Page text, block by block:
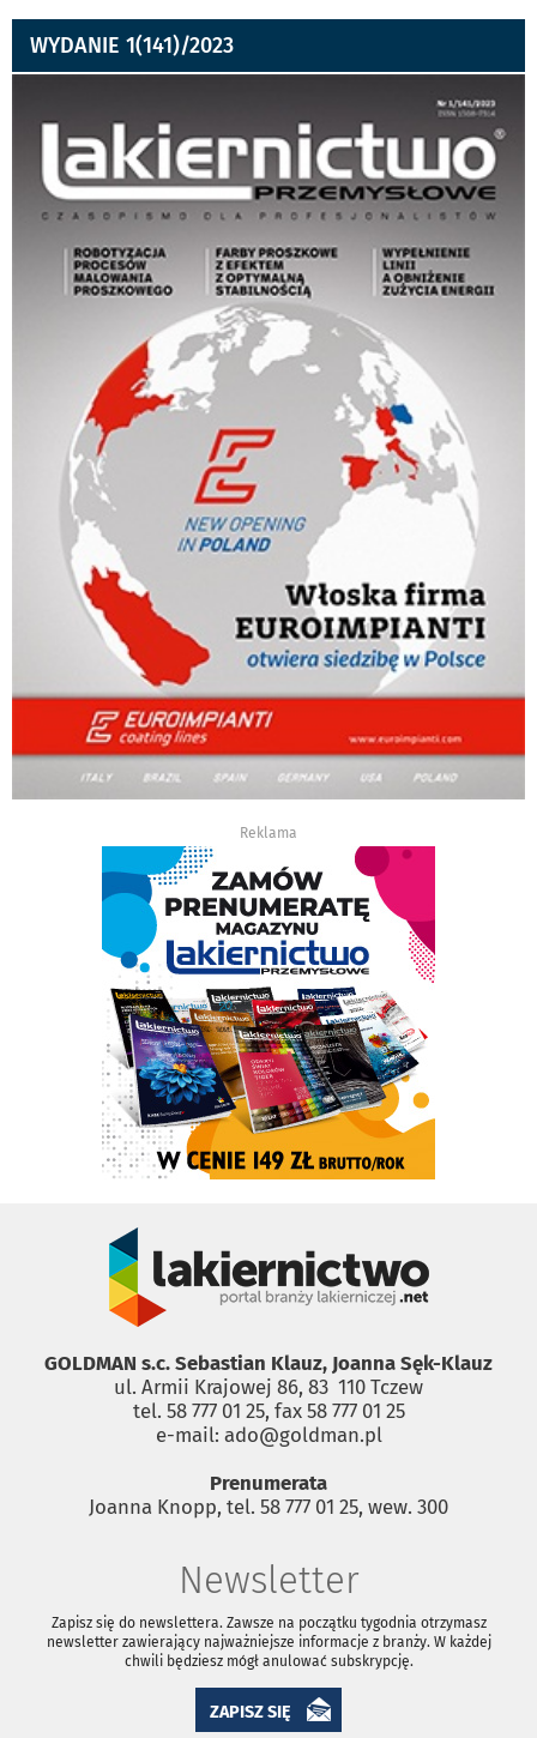
WYDANIE 1(141)/2023
Reklama
GOLDMAN s.c. Sebastian Klauz, Joanna Sęk-Klauz
ul. Armii Krajowej 86, 83 ­ 110 Tczew
tel. 58 777 01 25, fax 58 777 01 25
e-mail: ado@goldman.pl
Prenumerata
Joanna Knopp, tel. 58 777 01 25, wew. 300
Newsletter
Zapisz się do newslettera. Zawsze na początku tygodnia otrzymasz
newsletter zawierający najważniejsze informacje z branży. W każdej
chwili będziesz mógł anulować subskrypcję.
ZAPISZ SIĘ